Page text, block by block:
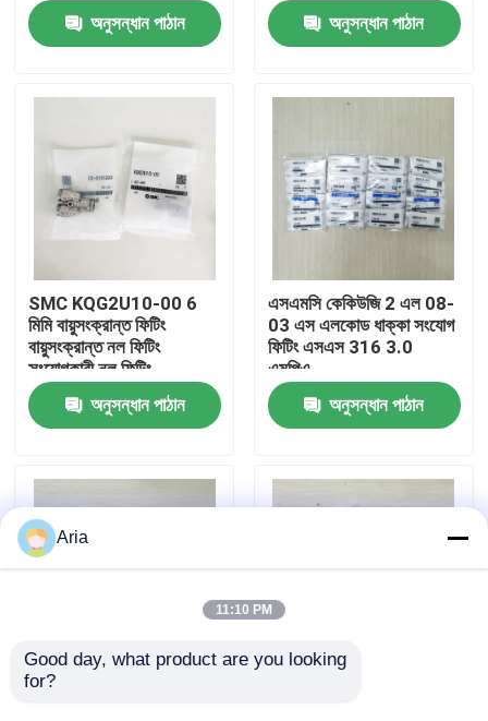
পণ্য
আমাদের সম্বন্ধে
কারখানা পরিদর্শন
গুণমান নিয়ন্ত্রণ
আমাদের সাথে যোগাযোগ
খবর
অনুসন্ধান পাঠান
অনুসন্ধান পাঠান
SMC KQG2U10-00 6
মিমি বায়ুসংক্রান্ত ফিটিং
বায়ুসংক্রান্ত নল ফিটিং
সংযোগকারী নল ফিটিং
অনুসন্ধান পাঠান
এসএমসি কেকিউজি 2 এল 08-
03 এস এলকোড ধাক্কা সংযোগ
ফিটিং এসএস 316 3.0
এমপিএ
অনুসন্ধান পাঠান
এসএমসি কেকিউজি 2 এল 10-
Aria
11:10 PM
Good day, what product are you looking
for?